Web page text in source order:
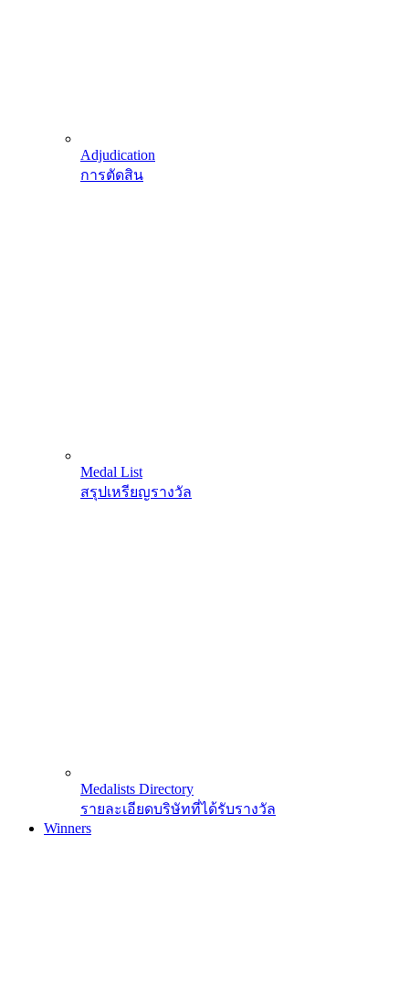
Adjudication
การตัดสิน
Medal List
สรุปเหรียญรางวัล
Medalists Directory
รายละเอียดบริษัทที่ได้รับรางวัล
Winners